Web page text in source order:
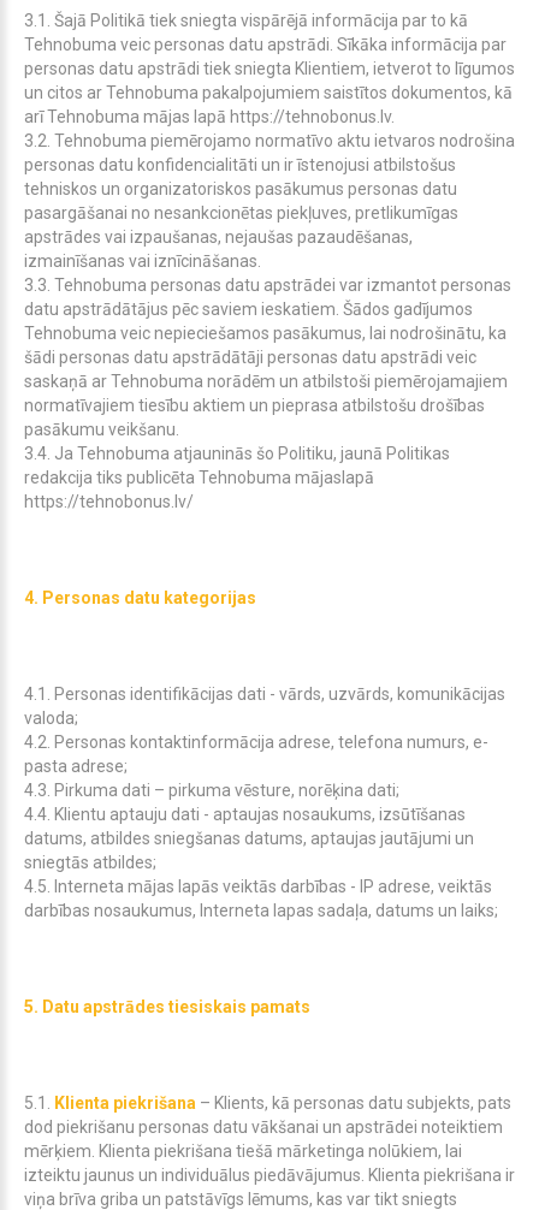
3.1. Šajā Politikā tiek sniegta vispārējā informācija par to kā
Tehnobuma veic personas datu apstrādi. Sīkāka informācija par
personas datu apstrādi tiek sniegta Klientiem, ietverot to līgumos
un citos arTehnobuma pakalpojumiem saistītos dokumentos, kā
arīTehnobuma mājas lapā https://tehnobonus.lv.
3.2. Tehnobuma piemērojamo normatīvo aktu ietvaros nodrošina
personas datu konfidencialitāti un ir īstenojusi atbilstošus
tehniskos un organizatoriskos pasākumus personas datu
pasargāšanai no nesankcionētas piekļuves, pretlikumīgas
apstrādes vai izpaušanas, nejaušas pazaudēšanas,
izmainīšanas vai iznīcināšanas.
3.3. Tehnobuma personas datu apstrādei var izmantot personas
datu apstrādātājus pēc saviem ieskatiem. Šādos gadījumos
Tehnobuma veic nepieciešamos pasākumus, lai nodrošinātu, ka
šādi personas datu apstrādātāji personas datu apstrādi veic
saskaņā arTehnobuma norādēm un atbilstoši piemērojamajiem
normatīvajiem tiesību aktiem un pieprasa atbilstošu drošības
pasākumu veikšanu.
3.4. Ja Tehnobuma atjauninās šo Politiku, jaunā Politikas
redakcija tiks publicēta Tehnobuma mājaslapā
https://tehnobonus.lv/
4. Personas datu kategorijas
4.1. Personas identifikācijas dati - vārds, uzvārds, komunikācijas
valoda;
4.2. Personas kontaktinformācija adrese, telefona numurs, e-
pasta adrese;
4.3. Pirkuma dati – pirkuma vēsture, norēķina dati;
4.4. Klientu aptauju dati - aptaujas nosaukums, izsūtīšanas
datums, atbildes sniegšanas datums, aptaujas jautājumi un
sniegtās atbildes;
4.5. Interneta mājas lapās veiktās darbības - IP adrese, veiktās
darbības nosaukumus, Interneta lapas sadaļa, datums un laiks;
5. Datu apstrādes tiesiskais pamats
5.1. Klienta piekrišana – Klients, kā personas datu subjekts, pats
dod piekrišanu personas datu vākšanai un apstrādei noteiktiem
mērķiem. Klienta piekrišana tiešā mārketinga nolūkiem, lai
izteiktu jaunus un individuālus piedāvājumus. Klienta piekrišana ir
viņa brīva griba un patstāvīgs lēmums, kas var tikt sniegts